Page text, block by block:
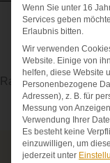
Pharynx
Rachen
Über die
Wenn Sie unter 16
Services geben
Erlaubnis bitten.
Wir verwenden
Website. Einige von
helfen, diese Website
Personenbezogene
Adressen), z. B. für
Messung von
Verwendung Ihrer
Es besteht keine
einzuwilligen, um
jederzeit unter